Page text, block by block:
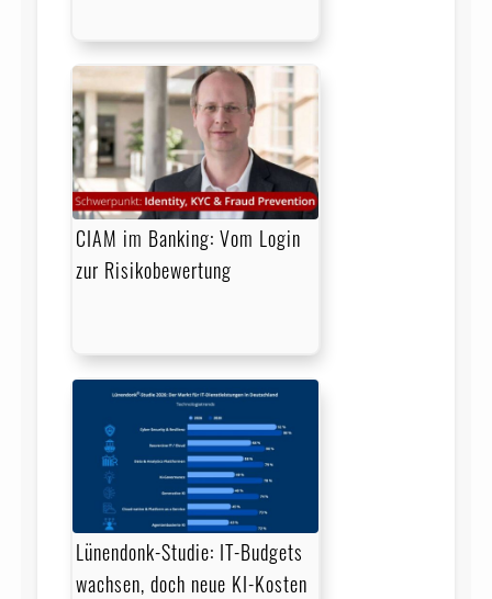
CIAM im Banking: Vom Login
zur Risikobewertung
Lünendonk-Studie: IT-Budgets
wachsen, doch neue KI-Kosten